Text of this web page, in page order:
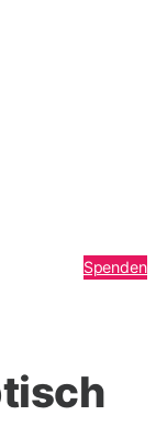
Spenden